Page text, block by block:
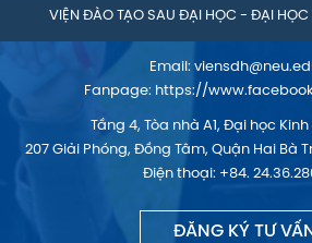
VIỆN ĐÀO TẠO SAU ĐẠI HỌC - ĐẠI HỌC
Email:
Fanpage: https://
Tầng 4, Tòa nhà A1, Đại học
207 Giải Phóng, Đồng Tâm, Quận Hai Bà
Điện thoại: +84.
ĐĂNG KÝ TƯ VẤN